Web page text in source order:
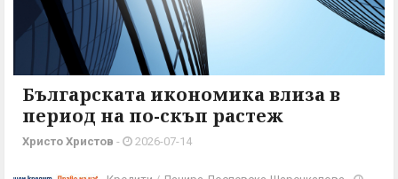
Българската икономика влиза в
период на по-скъп растеж
Христо Христов - 2026-07-14